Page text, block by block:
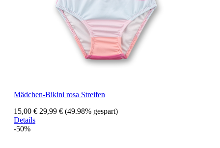
Mädchen-Bikini rosa Streifen
15,00 € 29,99 € (49.98% gespart)
Details
-50%